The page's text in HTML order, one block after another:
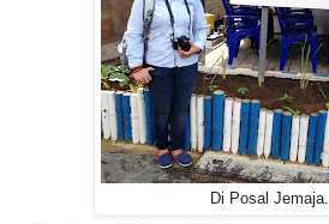
Di Posal Jemaja.